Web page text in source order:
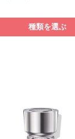
種類を選ぶ